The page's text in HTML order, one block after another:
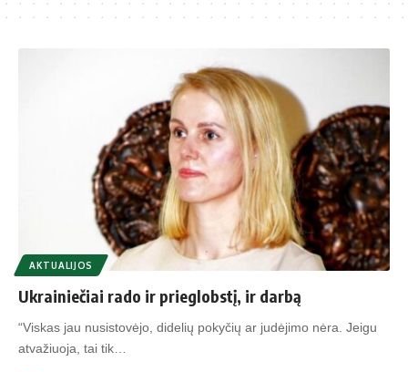
AKTUALIJOS
Ukrainiečiai rado ir prieglobstį, ir darbą
“Viskas jau nusistovėjo, didelių pokyčių ar judėjimo nėra. Jeigu
atvažiuoja, tai tik…